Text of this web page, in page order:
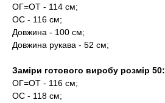
ОГ=ОТ - 114 см;
ОС - 116 см;
Довжина - 100 см;
Довжина рукава - 52 см;
Заміри готового виробу розмір 50:
ОГ=ОТ - 116 см;
ОС - 118 см;